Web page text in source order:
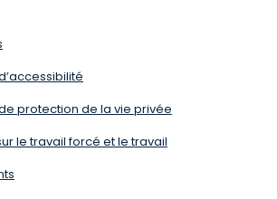
protection de la vie privée
le travail forcé et le travail